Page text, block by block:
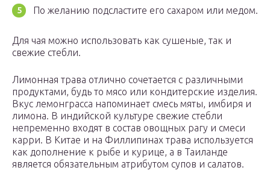
По желанию подсластите его сахаром или медом.
Для чая можно использовать как сушеные, так и
свежие стебли.
Лимонная трава отлично сочетается с различными
продуктами, будь то мясо или кондитерские изделия.
Вкус лемонграсса напоминает смесь мяты, имбиря и
лимона. В индийской культуре свежие стебли
непременно входят в состав овощных рагу и смеси
карри. В Китае и на Филлипинах трава используется
как дополнение к рыбе и курице, а в Таиланде
является обязательным атрибутом супов и салатов.